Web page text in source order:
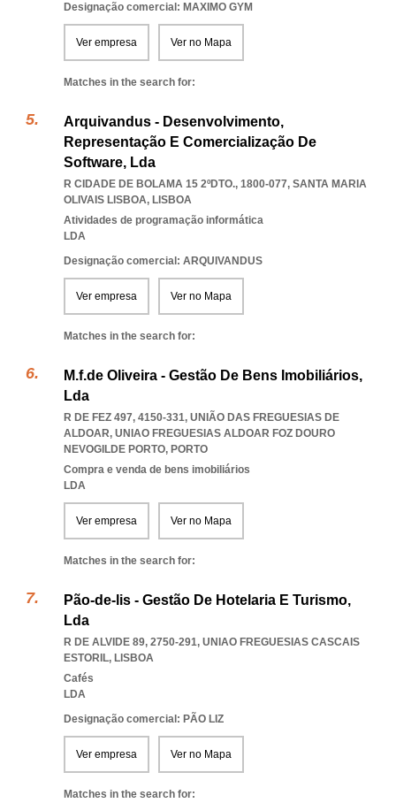
Designação comercial: MAXIMO GYM
Ver empresa Ver no Mapa
Matches in the search for:
Arquivandus - Desenvolvimento,
Representação E Comercialização De
Software, Lda
R CIDADE DE BOLAMA 15 2ºDTO., 1800-077, SANTA MARIA
OLIVAIS LISBOA, LISBOA
Atividades de programação informática
LDA
Designação comercial: ARQUIVANDUS
Ver empresa Ver no Mapa
Matches in the search for:
M.f.de Oliveira - Gestão De Bens Imobiliários,
Lda
R DE FEZ 497, 4150-331, UNIÃO DAS FREGUESIAS DE
ALDOAR, UNIAO FREGUESIAS ALDOAR FOZ DOURO
NEVOGILDE PORTO, PORTO
Compra e venda de bens imobiliários
LDA
Ver empresa Ver no Mapa
Matches in the search for:
Pão-de-lis - Gestão De Hotelaria E Turismo,
Lda
R DE ALVIDE 89, 2750-291, UNIAO FREGUESIAS CASCAIS
ESTORIL, LISBOA
Cafés
LDA
Designação comercial: PÃO LIZ
Ver empresa Ver no Mapa
Matches in the search for: